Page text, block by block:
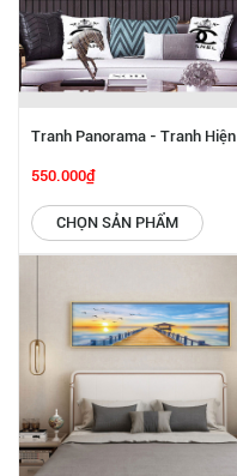
Tranh Panorama - Tranh Hiện
Đại SGP 6142243
550.000₫
CHỌN SẢN PHẨM